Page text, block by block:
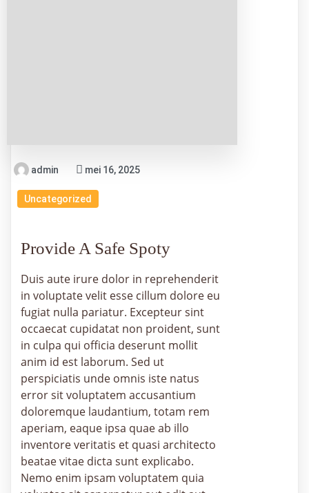
admin mei 16, 2025
Uncategorized
Provide A Safe Spoty
Duis aute irure dolor in reprehenderit
in voluptate velit esse cillum dolore eu
fugiat nulla pariatur. Excepteur sint
occaecat cupidatat non proident, sunt
in culpa qui officia deserunt mollit
anim id est laborum. Sed ut
perspiciatis unde omnis iste natus
error sit voluptatem accusantium
doloremque laudantium, totam rem
aperiam, eaque ipsa quae ab illo
inventore veritatis et quasi architecto
beatae vitae dicta sunt explicabo.
Nemo enim ipsam voluptatem quia